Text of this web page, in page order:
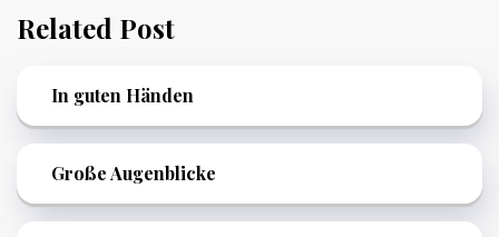
Related Post
In guten Händen
Große Augenblicke